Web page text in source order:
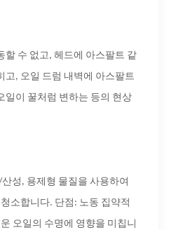
할 수 없고, 헤드에 아스팔트 같
고, 오일 드럼 내벽에 아스팔트
일이 꿀처럼 변하는 등의 현상
성, 용제형 물질을 사용하여
소합니다. 단점: 노동 집약적
오일의 수명에 영향을 미칩니